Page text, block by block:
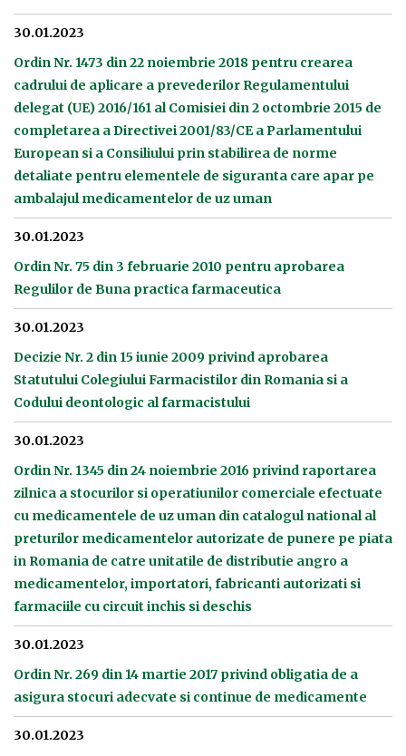
30.01.2023
Ordin Nr. 1473 din 22 noiembrie 2018 pentru crearea
cadrului de aplicare a prevederilor Regulamentului
delegat (UE) 2016/161 al Comisiei din 2 octombrie 2015 de
completarea a Directivei 2001/83/CE a Parlamentului
European si a Consiliului prin stabilirea de norme
detaliate pentru elementele de siguranta care apar pe
ambalajul medicamentelor de uz uman
30.01.2023
Ordin Nr. 75 din 3 februarie 2010 pentru aprobarea
Regulilor de Buna practica farmaceutica
30.01.2023
Decizie Nr. 2 din 15 iunie 2009 privind aprobarea
Statutului Colegiului Farmacistilor din Romania si a
Codului deontologic al farmacistului
30.01.2023
Ordin Nr. 1345 din 24 noiembrie 2016 privind raportarea
zilnica a stocurilor si operatiunilor comerciale efectuate
cu medicamentele de uz uman din catalogul national al
preturilor medicamentelor autorizate de punere pe piata
in Romania de catre unitatile de distributie angro a
medicamentelor, importatori, fabricanti autorizati si
farmaciile cu circuit inchis si deschis
30.01.2023
Ordin Nr. 269 din 14 martie 2017 privind obligatia de a
asigura stocuri adecvate si continue de medicamente
30.01.2023